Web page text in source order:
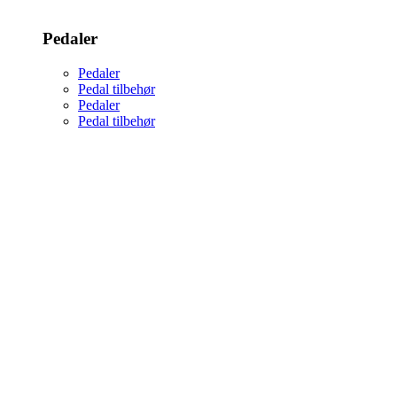
Pedaler
Pedaler
Pedal tilbehør
Pedaler
Pedal tilbehør